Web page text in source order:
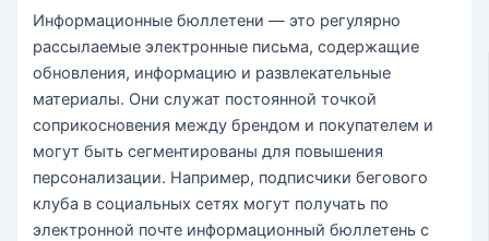
Информационные бюллетени — это регулярно
рассылаемые электронные письма, содержащие
обновления, информацию и развлекательные
материалы. Они служат постоянной точкой
соприкосновения между брендом и покупателем и
могут быть сегментированы для повышения
персонализации. Например, подписчики бегового
клуба в социальных сетях могут получать по
электронной почте информационный бюллетень с